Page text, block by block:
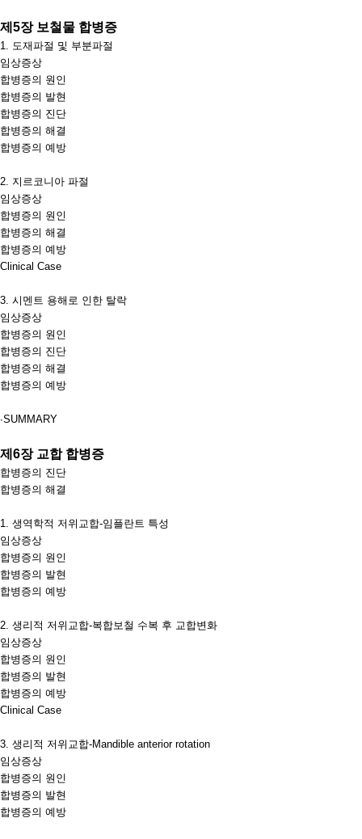
제 5장 보철물 합병증
1. 도재파절 및 부분파절
임상증상
합병증의 원인
합병증의 발현
합병증의 진단
합병증의 해결
합병증의 예방
2. 지르코니아 파절
임상증상
합병증의 원인
합병증의 해결
합병증의 예방
Clinical Case
3. 시멘트 용해로 인한 탈락
임상증상
합병증의 원인
합병증의 진단
합병증의 해결
합병증의 예방
∙SUMMARY
제 6장 교합 합병증
합병증의 진단
합병증의 해결
1. 생역학적 저위교합-임플란트 특성
임상증상
합병증의 원인
합병증의 발현
합병증의 예방
2. 생리적 저위교합-복합보철 수복 후 교합변화
임상증상
합병증의 원인
합병증의 발현
합병증의 예방
Clinical Case
3. 생리적 저위교합-Mandible anterior rotation
임상증상
합병증의 원인
합병증의 발현
합병증의 예방